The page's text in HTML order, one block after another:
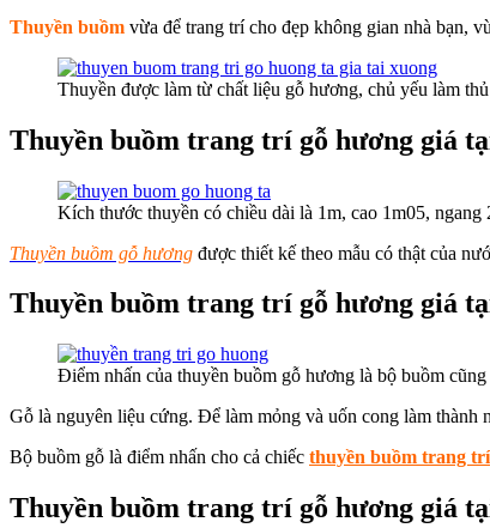
Thuyền buồm vừa để trang trí cho đẹp không gian nhà bạn,
Thuyền được làm từ chất liệu gỗ hương, chủ yếu làm
Thuyền buồm trang trí gỗ hương giá
Kích thước thuyền có chiều dài là 1m, cao 1m05, ngang
Thuyền buồm gỗ hương được thiết kế theo mẫu có thật của
Thuyền buồm trang trí gỗ hương giá
Điểm nhấn của thuyền buồm gỗ hương là bộ buồm
Gỗ là nguyên liệu cứng. Để làm mỏng và uốn cong làm thành
Bộ buồm gỗ là điểm nhấn cho cả chiếc thuyền buồm trang trí
Thuyền buồm trang trí gỗ hương giá